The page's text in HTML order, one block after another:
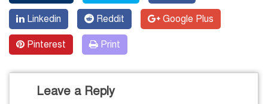
Linkedin Reddit Google Plus
Pinterest Print
Leave a Reply